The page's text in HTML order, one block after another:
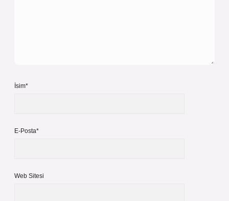
İsim*
E-Posta*
Web Sitesi